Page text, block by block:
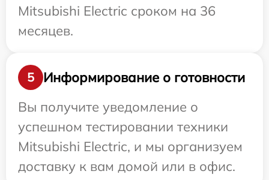
Mitsubishi Electric сроком на 36
месяцев.
5
Информирование о готовности
Вы получите уведомление о
успешном тестировании техники
Mitsubishi Electric, и мы организуем
доставку к вам домой или в офис.